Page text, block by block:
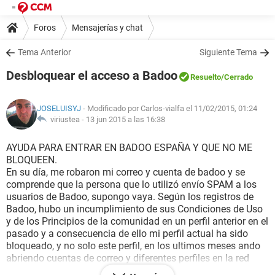
Foros Mensajerías y chat
Tema Anterior Siguiente Tema
Desbloquear el acceso a Badoo Resuelto/Cerrado
JOSELUISYJ - Modificado por Carlos-vialfa el 11/02/2015, 01:24
viriustea - 13 jun 2015 a las 16:38
AYUDA PARA ENTRAR EN BADOO ESPAÑA Y QUE NO ME
BLOQUEEN.
En su día, me robaron mi correo y cuenta de badoo y se
comprende que la persona que lo utilizó envío SPAM a los
usuarios de Badoo, supongo vaya. Según los registros de
Badoo, hubo un incumplimiento de sus Condiciones de Uso
y de los Principios de la comunidad en un perfil anterior en el
pasado y a consecuencia de ello mi perfil actual ha sido
bloqueado, y no solo este perfil, en los ultimos meses ando
abriendo cuentas de correo y diferentes perfiles en la red
social badoo con nombres distintos y directamente me los